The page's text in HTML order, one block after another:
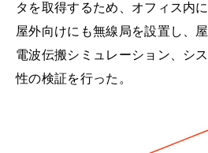
タを取得するため、オフィス内
屋外向けにも無線局を設置し、
電波伝搬シミュレーション、シ
性の検証を行った。